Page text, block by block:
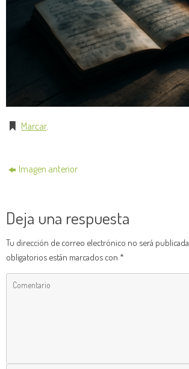
Marcar.
Imagen anterior
Deja una respuesta
Tu dirección de correo electrónico no será publicada.
obligatorios están marcados con *